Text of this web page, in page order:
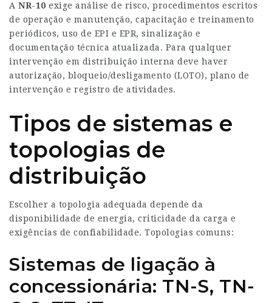
A NR-10 exige análise de risco, procedimentos escritos
de operação e manutenção, capacitação e treinamento
periódicos, uso de EPI e EPR, sinalização e
documentação técnica atualizada. Para qualquer
intervenção em distribuição interna deve haver
autorização, bloqueio/desligamento (LOTO), plano de
intervenção e registro de atividades.
Tipos de sistemas e
topologias de
distribuição
Escolher a topologia adequada depende da
disponibilidade de energia, criticidade da carga e
exigências de confiabilidade. Topologias comuns:
Sistemas de ligação à
concessionária: TN-S, TN-